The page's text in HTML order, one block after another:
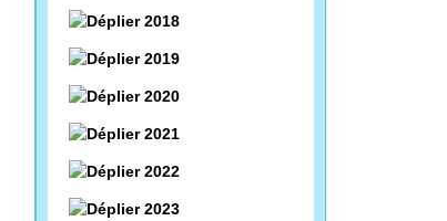
2018
2019
2020
2021
2022
2023